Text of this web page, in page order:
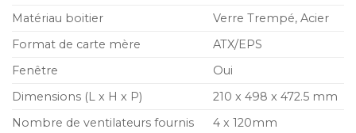
Matériau boitier
Verre Trempé, Acier
Format de carte mère
ATX/EPS
Fenêtre
Oui
Dimensions (L x H x P)
210 x 498 x 472.5 mm
Nombre de ventilateurs fournis
4 x 120mm